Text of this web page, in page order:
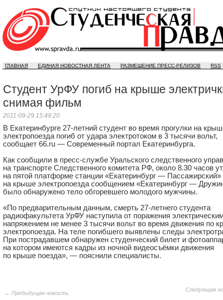
ГЛАВНАЯ ЕДИНАЯ НОВОСТНАЯ ЛЕНТА РАЗМЕЩЕНИЕ ПРЕСС-РЕЛИЗОВ RSS
Студент УрФУ погиб на крыше
снимая фильм
2011-09-29 15:49:20
В Екатеринбурге 27-летний студент во время прогулки на
электропоезда погиб от удара электротоком в 3 тысячи вольт,
сообщает 66.ru — Современный портал Екатеринбурга.
Как сообщили в пресс-службе Уральского следственного
на транспорте Следственного комитета РФ, около 8.30 часов
на пятой платформе станции «Екатеринбург — Пассажирский»
на крыше электропоезда сообщением «Екатеринбург —
было обнаружено тело обгоревшего молодого мужчины.
«По предварительным данным, смерть 27-летнего студента
радиофакультета УрФУ наступила от поражения
напряжением не менее 3 тысячи вольт во время движения по
электропоезда. На теле погибшего выявлены следы
При пострадавшем обнаружен студенческий билет и
на котором имеются кадры из ночной видеосъёмки движения
по крыше поезда», — пояснили специалисты.
← Предыдущая новость
Следующая